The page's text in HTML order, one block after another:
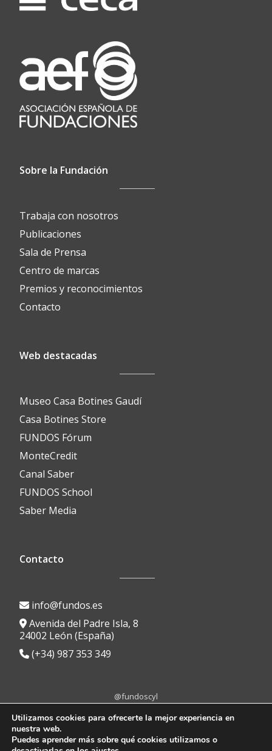
Sobre la Fundación
Trabaja con nosotros
Publicaciones
Sala de Prensa
Centro de marcas
Premios y reconocimientos
Contacto
Web destacadas
Museo Casa Botines Gaudí
Casa Botines Store
FUNDOS Fórum
MonteCredit
Canal Saber
FUNDOS School
Saber Media
Contacto
info@fundos.es
Avenida del Padre Isla, 8
24002 León (España)
(+34) 987 353 349
@fundoscyl
Menú
secundario
fa-
facebook
fa-
fa-
fa-
youtube-
play
fa-
linkedin
fa-
instagram
Aviso Legal|
Transparencia|Protocolo anti-acoso|Canal de denuncias
Utilizamos cookies para ofrecerte la mejor experiencia en
nuestra web.
Puedes aprender más sobre qué cookies utilizamos o